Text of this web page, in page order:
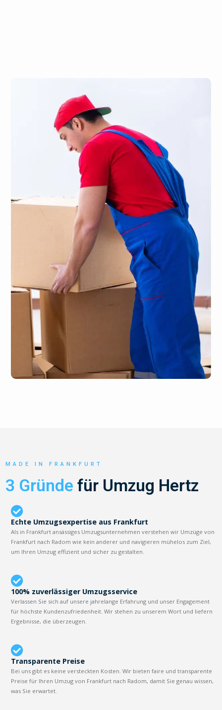
MADE IN FRANKFURT
3 Gründe für Umzug Hertz
Echte Umzugsexpertise aus Frankfurt
Als in Frankfurt ansässiges Umzugsunternehmen verstehen wir Umzüge von
Frankfurt nach Radom wie kein anderer und navigieren mühelos zum Ziel,
um Ihren Umzug effizient und sicher zu gestalten.
100% zuverlässiger Umzugsservice
Verlassen Sie sich auf unsere jahrelange Erfahrung und unser Engagement
für höchste Kundenzufriedenheit. Wir stehen zu unserem Wort und liefern
Ergebnisse, die überzeugen.
Transparente Preise
Bei uns gibt es keine versteckten Kosten. Wir bieten faire und transparente
Preise für Ihren Umzug von Frankfurt nach Radom, damit Sie genau wissen,
was Sie erwartet.